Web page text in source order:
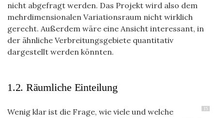
nicht abgefragt werden. Das Projekt wird also dem
mehrdimensionalen Variationsraum nicht wirklich
gerecht. Außerdem wäre eine Ansicht interessant, in
der ähnliche Verbreitungsgebiete quantitativ
dargestellt werden könnten.
1.2. Räumliche Einteilung
15
Wenig klar ist die Frage, wie viele und welche